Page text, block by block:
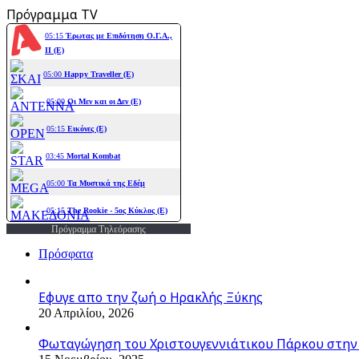
Πρόγραμμα TV
Πρόγραμμα Τηλεόρασης
Πρόσφατα
Εφυγε απο την ζωή o Ηρακλής Ξύκης
20 Απριλίου, 2026
Φωταγώγηση του Χριστουγεννιάτικου Πάρκου